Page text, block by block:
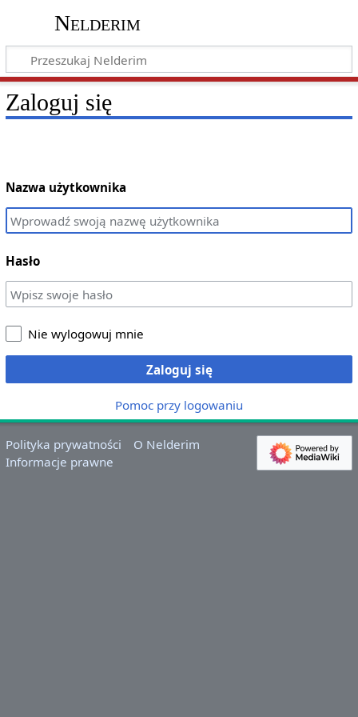
Nelderim
Zaloguj się
Nazwa użytkownika
Hasło
Nie wylogowuj mnie
Zaloguj się
Pomoc przy logowaniu
Polityka prywatności
O Nelderim
Informacje prawne